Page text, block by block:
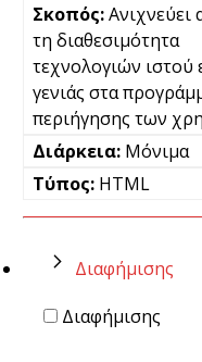
Ανιχνεύει
τη διαθεσιμότητα
τεχνολογιών ιστού
γενιάς στα
περιήγησης των
Μόνιμα
HTML
Διαφήμισης
Διαφήμισης